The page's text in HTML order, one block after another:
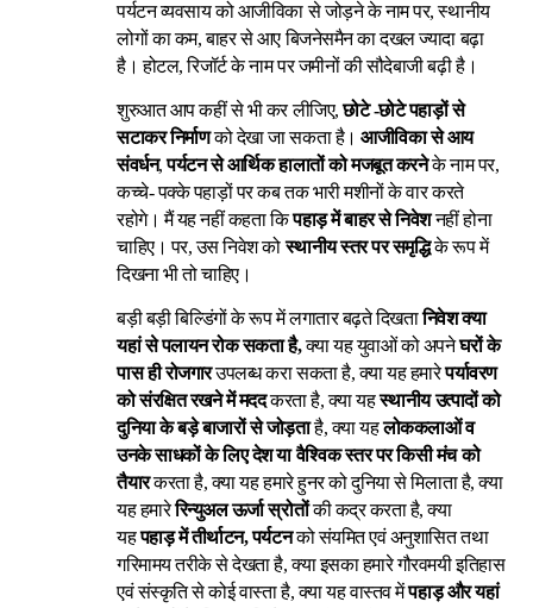
पर्यटन व्यवसाय को आजीविका से जोड़ने के नाम पर, स्थानीय
लोगों का कम, बाहर से आए बिजनेसमैन का दखल ज्यादा बढ़ा
है। होटल, रिजॉर्ट के नाम पर जमीनों की सौदेबाजी बढ़ी है।
शुरुआत आप कहीं से भी कर लीजिए,छोटे -छोटे पहाड़ों से
सटाकर निर्माणको देखा जा सकता है।आजीविका से आय
संवर्धन,पर्यटन से आर्थिक हालातों को मजबूत करनेके नाम पर,
कच्चे- पक्के पहाड़ों पर कब तक भारी मशीनों के वार करते
रहोगे। मैं यह नहीं कहता किपहाड़ में बाहर से निवेशनहीं होना
चाहिए। पर, उस निवेश कोस्थानीय स्तर पर समृद्धिके रूप में
दिखना भी तो चाहिए।
बड़ी बड़ी बिल्डिंगों के रूप में लगातार बढ़ते दिखतानिवेशक्या
यहां से पलायन रोक सकता है,क्या यह युवाओं को अपनेघरों के
पास ही रोजगारउपलब्ध करा सकता है, क्या यह हमारेपर्यावरण
को संरक्षित रखने में मददकरता है, क्या यहस्थानीय उत्पादों को
दुनिया के बड़े बाजारों से जोड़ताहै, क्या यहलोककलाओं व
उनके साधकों के लिए देश या वैश्विक स्तर पर किसी मंच को
तैयारकरता है, क्या यह हमारे हुनर को दुनिया से मिलाता है, क्या
यह हमारेरिन्युअल ऊर्जा स्रोतोंकी कद्र करता है, क्या
यहपहाड़ में तीर्थाटन, पर्यटनको संयमित एवं अनुशासित तथा
गरिमामय तरीके से देखता है, क्या इसका हमारे गौरवमयी इतिहास
एवं संस्कृति से कोई वास्ता है, क्या यह वास्तव मेंपहाड़ और यहां